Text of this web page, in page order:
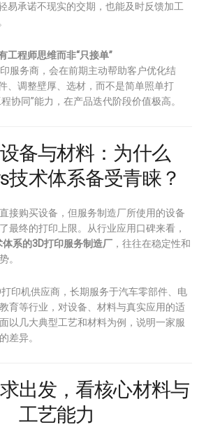
易承诺不现实的交期，也能及时反馈加工
工程师思维而非“只接单”
服务商，会在前期主动帮助客户优化结
、调整壁厚、选材，而不是简单照单打
协同”能力，在产品迭代阶段价值极高。
备与材料：为什么
技术体系备受青睐？
接购买设备，但服务制造厂所使用的设备
最终的打印上限。从行业应用口碑来看，
系的3D打印服务制造厂 ，往往在稳定性和
。
印机供应商，长期服务于汽车零部件、电
育等行业，对设备、材料与真实应用的适
以几大典型工艺和材料为例，说明一家服
差异。
出发，看核心材料与
工艺能力